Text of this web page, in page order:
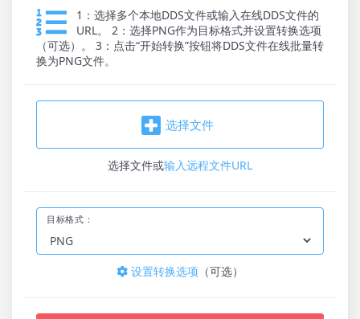
1：选择多个本地DDS文件或输入在线DDS文件的
URL。 2：选择PNG作为目标格式并设置转换选项
（可选）。 3：点击“开始转换”按钮将DDS文件在线批量转
换为PNG文件。
选择文件
选择文件或输入远程文件URL
目标格式：
设置转换选项 （可选）